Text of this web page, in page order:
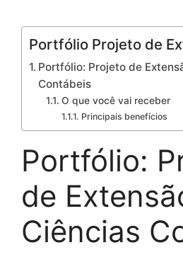
Portfólio Projeto de
Portfólio: Projeto de
Contábeis
O que você vai receber
Principais benefícios
Portfólio:
de
Ciências